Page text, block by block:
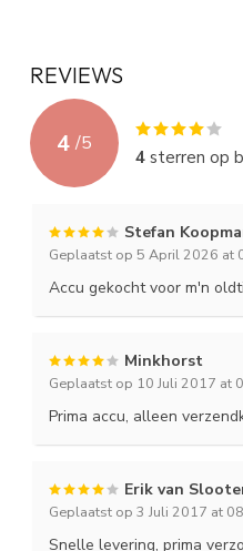
Gewicht (Kg)
Layout
Terminal
Holddown
REVIEWS
4 /5
4sterren op
Stefan
Geplaatst op 5 April 2026 at
Accu gekocht voor m'n
Minkhorst
Geplaatst op 10 Juli 2017 at
Prima accu, alleen
Erik van
Geplaatst op 3 Juli 2017 at
Snelle levering, prima